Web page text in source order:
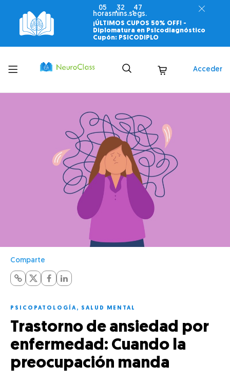
05
horas
32
mins.
45
segs.
¡ÚLTIMOS CUPOS 50% OFF! -
Diplomatura en Psicodiagnóstico
Cupón: PSICODIPLO
Toggle
menu
Acceder
Comparte
PSICOPATOLOGÍA, SALUD MENTAL
Trastorno de ansiedad por
enfermedad: Cuando la
preocupación manda